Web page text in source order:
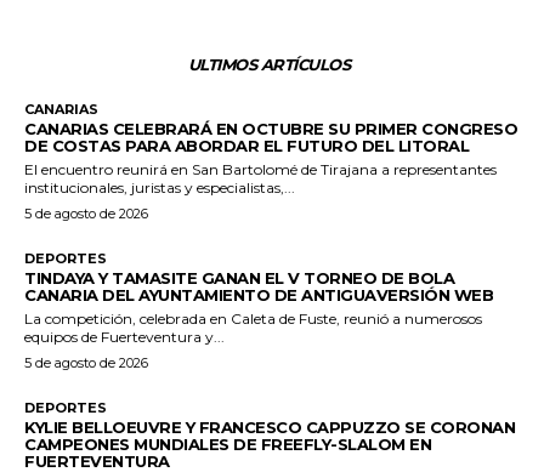
ULTIMOS ARTÍCULOS
CANARIAS
CANARIAS CELEBRARÁ EN OCTUBRE SU PRIMER CONGRESO
DE COSTAS PARA ABORDAR EL FUTURO DEL LITORAL
El encuentro reunirá en San Bartolomé de Tirajana a representantes
institucionales, juristas y especialistas,...
5 de agosto de 2026
DEPORTES
TINDAYA Y TAMASITE GANAN EL V TORNEO DE BOLA
CANARIA DEL AYUNTAMIENTO DE ANTIGUAVERSIÓN WEB
La competición, celebrada en Caleta de Fuste, reunió a numerosos
equipos de Fuerteventura y...
5 de agosto de 2026
DEPORTES
KYLIE BELLOEUVRE Y FRANCESCO CAPPUZZO SE CORONAN
CAMPEONES MUNDIALES DE FREEFLY-SLALOM EN
FUERTEVENTURA